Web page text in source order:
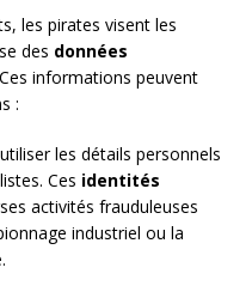
les pirates visent les
des données
informations peuvent
:
les détails personnels
Ces identités
activités frauduleuses
industriel ou la